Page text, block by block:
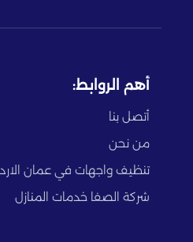
أهم الروابط:
أتصل بنا
من نحن
تنظيف واجهات في عمان
شركة الصفا خدمات المنازل